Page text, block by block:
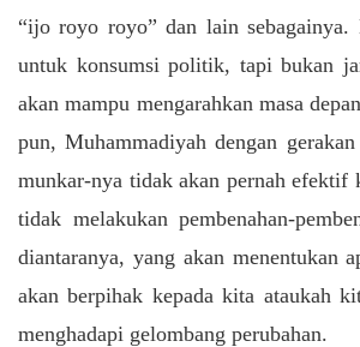
“ijo royo royo” dan lain
untuk konsumsi politik, tapi bukan
akan mampu mengarahkan masa
pun, Muhammadiyah dengan
munkar-nya tidak akan pernah efektif
tidak melakukan pembenahan-
diantaranya, yang akan menentukan
akan berpihak kepada kita ataukah
menghadapi gelombang perubahan.